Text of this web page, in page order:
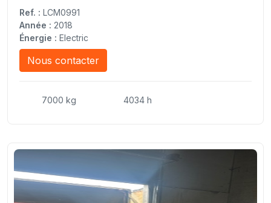
Ref. : LCM0991
Année : 2018
Énergie : Electric
Nous contacter
7000 kg 4034 h